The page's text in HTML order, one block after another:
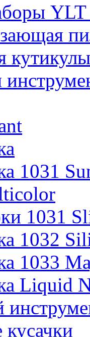
YLT
кутикулы
1031
1031
1032
1033
Liquid